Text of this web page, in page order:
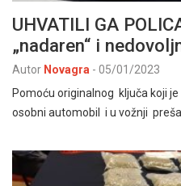
UHVATILI GA
„nadaren“ i
Autor Novagra - 05/01/2023
Pomoću originalnog ključa koji
osobni automobil i u vožnji